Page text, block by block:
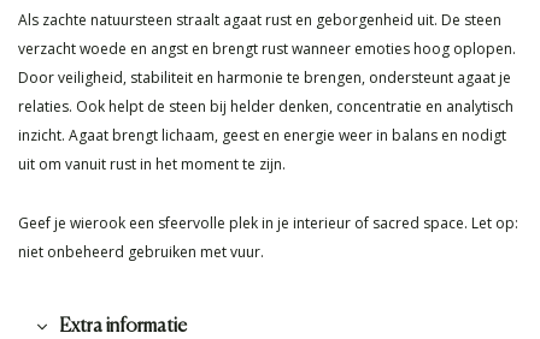
Als zachte natuursteen straalt agaat rust en geborgenheid uit. De steen
verzacht woede en angst en brengt rust wanneer emoties hoog oplopen.
Door veiligheid, stabiliteit en harmonie te brengen, ondersteunt agaat je
relaties. Ook helpt de steen bij helder denken, concentratie en analytisch
inzicht. Agaat brengt lichaam, geest en energie weer in balans en nodigt
uit om vanuit rust in het moment te zijn.
Geef je wierook een sfeervolle plek in je interieur of sacred space. Let op:
niet onbeheerd gebruiken met vuur.
Extra informatie